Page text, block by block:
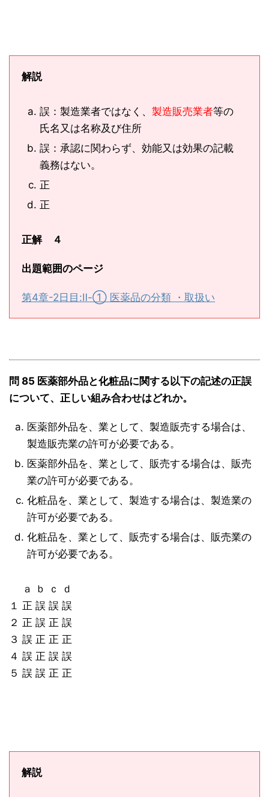
解説
誤：製造業者ではなく、 製造販売業者等の
氏名又は名称及び住所
誤：承認に関わらず、効能又は効果の記載
義務はない。
正
正
正解 ４
出題範囲のページ
第4章-2日目:Ⅱ-① 医薬品の分類 ・取扱い
問 85 医薬部外品と化粧品に関する以下の記述の正誤
について、正しい組み合わせはどれか。
医薬部外品を、業として、製造販売する場合は、
製造販売業の許可が必要である。
医薬部外品を、業として、販売する場合は、販売
業の許可が必要である。
化粧品を、業として、製造する場合は、製造業の
許可が必要である。
化粧品を、業として、販売する場合は、販売業の
許可が必要である。
ａ ｂ ｃ ｄ
１ 正 誤 誤 誤
２ 正 誤 正 誤
３ 誤 正 正 正
４ 誤 正 誤 誤
５ 誤 誤 正 正
解説